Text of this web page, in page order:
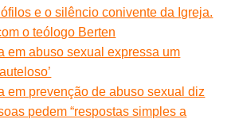
e o silêncio conivente da Igreja.
o teólogo Berten
em abuso sexual expressa um
em prevenção de abuso sexual diz
pedem “respostas simples a